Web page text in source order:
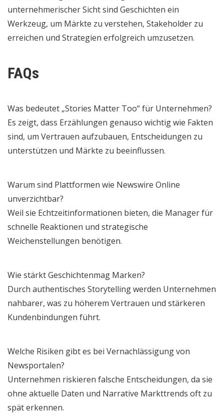
unternehmerischer Sicht sind Geschichten ein
Werkzeug, um Märkte zu verstehen, Stakeholder zu
erreichen und Strategien erfolgreich umzusetzen.
FAQs
Was bedeutet „Stories Matter Too“ für Unternehmen?
Es zeigt, dass Erzählungen genauso wichtig wie Fakten
sind, um Vertrauen aufzubauen, Entscheidungen zu
unterstützen und Märkte zu beeinflussen.
Warum sind Plattformen wie Newswire Online
unverzichtbar?
Weil sie Echtzeitinformationen bieten, die Manager für
schnelle Reaktionen und strategische
Weichenstellungen benötigen.
Wie stärkt Geschichtenmag Marken?
Durch authentisches Storytelling werden Unternehmen
nahbarer, was zu höherem Vertrauen und stärkeren
Kundenbindungen führt.
Welche Risiken gibt es bei Vernachlässigung von
Newsportalen?
Unternehmen riskieren falsche Entscheidungen, da sie
ohne aktuelle Daten und Narrative Markttrends oft zu
spät erkennen.